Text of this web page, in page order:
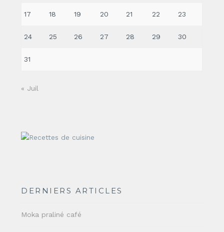
17 18 19 20 21 22 23
24 25 26 27 28 29 30
31
« Juil
DERNIERS ARTICLES
Moka praliné café